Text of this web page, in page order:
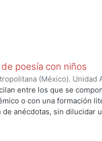
poesía con niños
(México). Unidad
,2021-11)Baltazar
entre los que se
o con una formación
anécdotas, sin dilucidar